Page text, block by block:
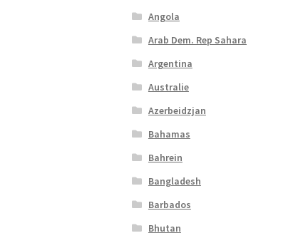
Angola
Arab Dem. Rep Sahara
Argentina
Australie
Azerbeidzjan
Bahamas
Bahrein
Bangladesh
Barbados
Bhutan